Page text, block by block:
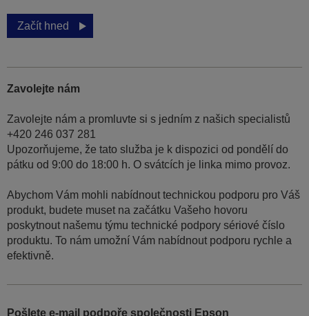
Začít hned
Zavolejte nám
Zavolejte nám a promluvte si s jedním z našich specialistů
+420 246 037 281
Upozorňujeme, že tato služba je k dispozici od pondělí do
pátku od 9:00 do 18:00 h. O svátcích je linka mimo provoz.
Abychom Vám mohli nabídnout technickou podporu pro Váš
produkt, budete muset na začátku Vašeho hovoru
poskytnout našemu týmu technické podpory sériové číslo
produktu. To nám umožní Vám nabídnout podporu rychle a
efektivně.
Pošlete e-mail podpoře společnosti Epson